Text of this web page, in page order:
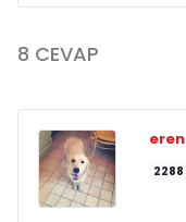
8 CEVAP
eren
2288